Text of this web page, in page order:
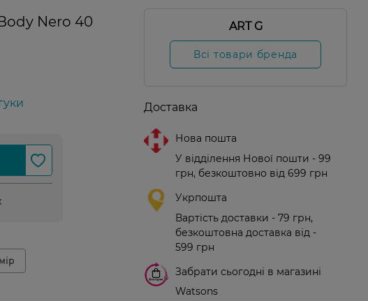
Nero 40
ART G
Всі товари бренда
Доставка
Нова пошта
У відділення Нової пошти - 99
грн, безкоштовно від 699 грн
Укрпошта
Вартість доставки - 79 грн,
безкоштовна доставка від -
599 грн
Забрати сьогодні в магазині
Watsons